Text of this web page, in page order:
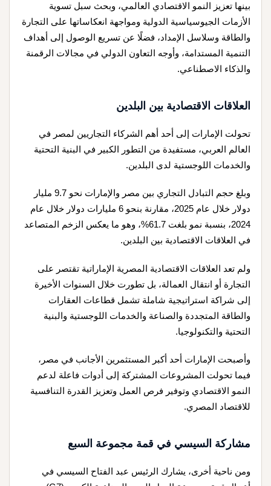
بينها تعزيز النمو الاقتصادي العالمي، وبحث سبل تسوية
الأزمات الجيوسياسية الدولية ومواجهة انعكاساتها على التجارة
والطاقة وسلاسل الإمداد، فضلًا عن تسريع الوصول إلى أهداف
التنمية المستدامة، وأوجه التعاون الدولي في مجالات الرقمنة
والذكاء الاصطناعي.
العلاقات الاقتصادية بين البلدين
تحولت الإمارات إلى أحد أهم الشركاء التجاريين لمصر في
العالم العربي، مستفيدة من التطور الكبير في البنية التحتية
والخدمات اللوجستية لدى البلدين.
وبلغ حجم التبادل التجاري بين مصر والإمارات نحو 9.7 مليار
دولار خلال عام 2025، مقارنة بنحو 6 مليارات دولار خلال عام
2024، بنسبة نمو بلغت 61.7%، وهو ما يعكس الزخم المتصاعد
في العلاقات الاقتصادية بين البلدين.
ولم تعد العلاقات الاقتصادية المصرية الإماراتية تقتصر على
التجارة أو انتقال العمالة، بل تطورت خلال السنوات الأخيرة
إلى شراكة استراتيجية شاملة تشمل قطاعات العقارات
والطاقة المتجددة والصناعة والخدمات اللوجستية والبنية
التحتية والتكنولوجيا.
وأصبحت الإمارات أحد أكبر المستثمرين الأجانب في مصر،
فيما تحولت المشروعات المشتركة إلى أدوات فاعلة لدعم
النمو الاقتصادي وتوفير فرص العمل وتعزيز القدرة التنافسية
للاقتصاد المصري.
مشاركة السيسي في قمة مجموعة السبع
ومن ناحية أخرى، يشارك الرئيس عبد الفتاح السيسي في